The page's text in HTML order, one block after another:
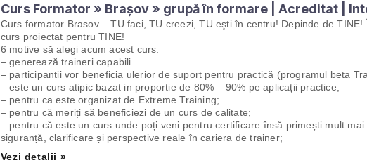
Curs Formator » Brașov » grupă în formare | Acreditat |
Curs formator Brasov – TU faci, TU creezi, TU eşti în centru! Depinde de TINE!
curs proiectat pentru TINE!
6 motive să alegi acum acest curs:
– generează traineri capabili
– participanții vor beneficia ulerior de suport pentru practică (programul beta
– este un curs atipic bazat in proportie de 80% – 90% pe aplicații practice;
– pentru ca este organizat de Extreme Training;
– pentru că meriți să beneficiezi de un curs de calitate;
– pentru că este un curs unde poți veni pentru certificare însă primești mult mai
siguranță, clarificare și perspective reale în cariera de trainer;
Vezi detalii »